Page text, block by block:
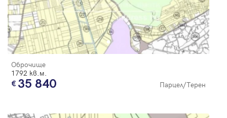
Оброчище
1792 кв.м.
35 840 Парцел/Терен